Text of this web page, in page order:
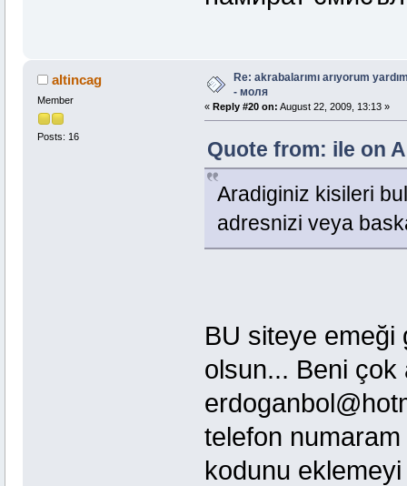
altincag
Member
Posts: 16
Re: akrabalarımı arıyorum
- моля
« Reply #20 on: August 22, 2009, 13:13 »
Quote from: ile on
Aradiginiz kisileri
adresnizi veya
BU siteye emeği
olsun... Beni
telefon
kodunu eklemeyi